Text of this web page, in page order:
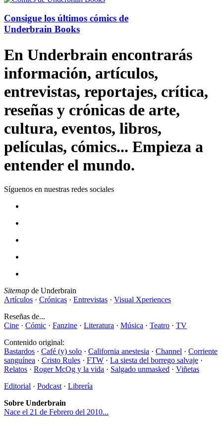
Consigue los últimos cómics de
Underbrain Books
En Underbrain encontrarás
información, artículos,
entrevistas, reportajes, crítica,
reseñas y crónicas de arte,
cultura, eventos, libros,
películas, cómics... Empieza a
entender el mundo.
Síguenos en nuestras redes sociales
Sitemap de Underbrain
Artículos · Crónicas · Entrevistas · Visual Xperiences
Reseñas de...
Cine · Cómic · Fanzine · Literatura · Música · Teatro · TV
Contenido original:
Bastardos · Café (y) solo · California anestesia · Channel · Corriente
sanguínea · Cristo Rules · FTW · La siesta del borrego salvaje ·
Relatos · Roger McOg y la vida · Salgado unmasked · Viñetas
Editorial · Podcast · Librería
Sobre Underbrain
Nace el 21 de Febrero del 2010...